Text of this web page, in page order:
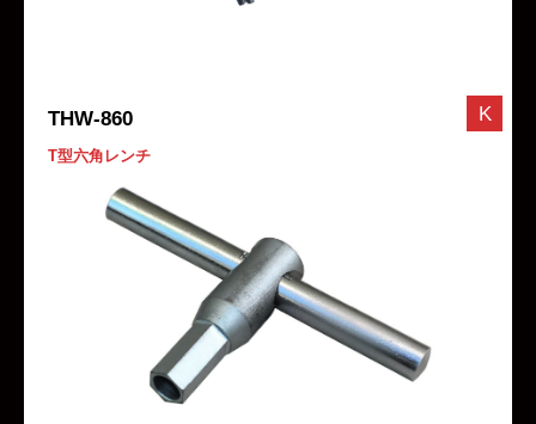
THW-860
T型六角レンチ
K